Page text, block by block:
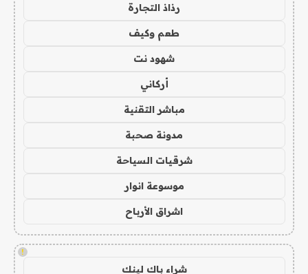
رذاذ التجارة
طعم وكيف
شهود نت
أركاني
مباشر التقنية
مدونة صحبة
شرقيات السياحة
موسوعة انوار
اشراق الأرباح
!
شراء باك لينك